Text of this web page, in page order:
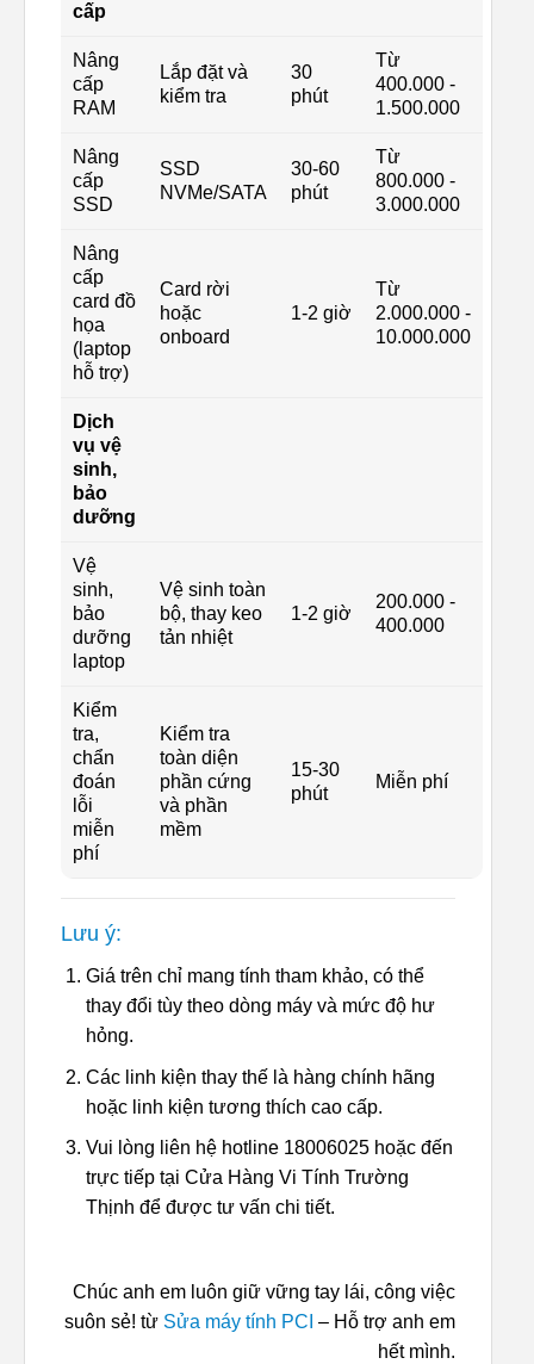
cấp
Nâng
cấp
RAM
Lắp đặt và
kiểm tra
30
phút
Từ
400.000 -
1.500.000
Nâng
cấp
SSD
SSD
NVMe/SATA
30-60
phút
Từ
800.000 -
3.000.000
Nâng
cấp
card đồ
họa
(laptop
hỗ trợ)
Card rời
hoặc
onboard
1-2 giờ
Từ
2.000.000 -
10.000.000
Dịch
vụ vệ
sinh,
bảo
dưỡng
Vệ
sinh,
bảo
dưỡng
laptop
Vệ sinh toàn
bộ, thay keo
tản nhiệt
1-2 giờ
200.000 -
400.000
Kiểm
tra,
chẩn
đoán
lỗi
miễn
phí
Kiểm tra
toàn diện
phần cứng
và phần
mềm
15-30
phút
Miễn phí
Lưu ý:
Giá trên chỉ mang tính tham khảo, có thể
thay đổi tùy theo dòng máy và mức độ hư
hỏng.
Các linh kiện thay thế là hàng chính hãng
hoặc linh kiện tương thích cao cấp.
Vui lòng liên hệ hotline 18006025 hoặc đến
trực tiếp tại Cửa Hàng Vi Tính Trường
Thịnh để được tư vấn chi tiết.
Chúc anh em luôn giữ vững tay lái, công việc
suôn sẻ! từ Sửa máy tính PCI – Hỗ trợ anh em
hết mình.